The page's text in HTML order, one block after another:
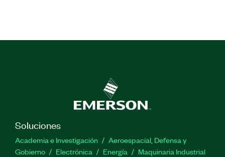
Soluciones
Academia e Investigación
Aeroespacial, Defensa y
Gobierno
Electrónica Energía
Maquinaria Industrial